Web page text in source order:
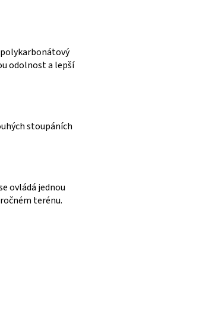
odolnost a lepší
stoupáních
ovládá jednou
terénu.